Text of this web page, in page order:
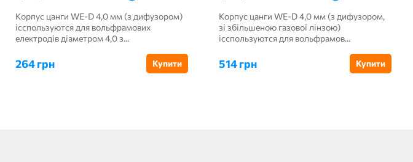
Корпус цанги WE-D 4,0 мм (з дифузором)
ісспользуются для вольфрамових
електродів діаметром 4,0 з...
264 грн Купити
Корпус цанги WE-D 4,0 мм (з дифузором,
зі збільшеною газової лінзою)
ісспользуются для вольфрамов...
514 грн Купити